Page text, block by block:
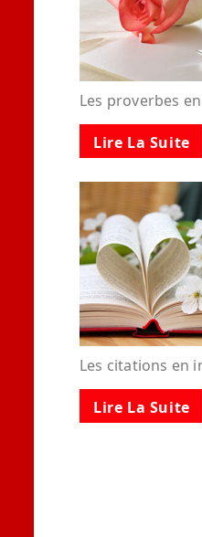
Les proverbes
Lire La Suite
Les citations en
Lire La Suite